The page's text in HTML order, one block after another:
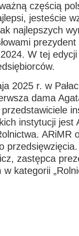
częścią
jesteście
najlepszych
W tej
2025 r. w
dama
instytucji jest
ARiMR
zastępca
kategorii